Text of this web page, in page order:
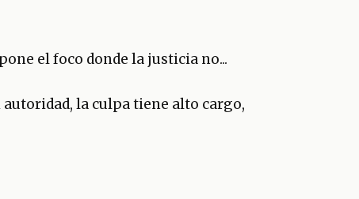
el foco donde la justicia no...
la culpa tiene alto cargo,